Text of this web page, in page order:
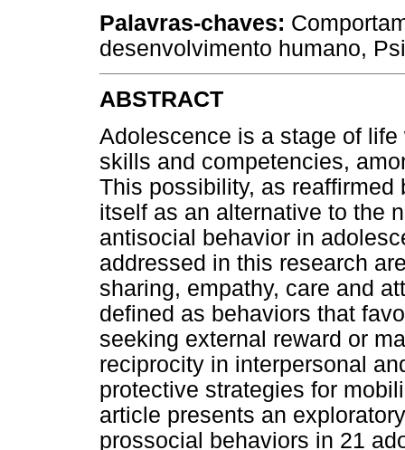
Palavras-chaves:
desenvolvimento humano,
ABSTRACT
Adolescence is a stage of
skills and competencies,
This possibility, as
itself as an alternative to the
antisocial behavior in
addressed in this research
sharing, empathy, care and
defined as behaviors that
seeking external reward or
reciprocity in interpersonal
protective strategies for
article presents an
prossocial behaviors in 21